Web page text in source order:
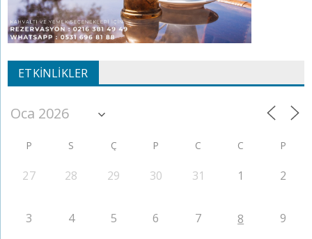
ETKINLIKLER
P S Ç P C C P
27 28 29 30 31 1 2
3 4 5 6 7 8 9